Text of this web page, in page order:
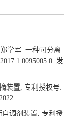
学军. 一种可分离
1 0095005.0. 发
装置, 专利授权号:
调剂装置, 专利授